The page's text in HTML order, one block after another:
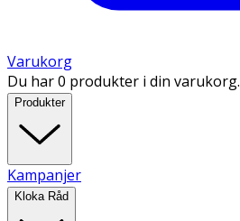
Varukorg
Du har 0 produkter i din varukorg.
Produkter
Kampanjer
Kloka Råd